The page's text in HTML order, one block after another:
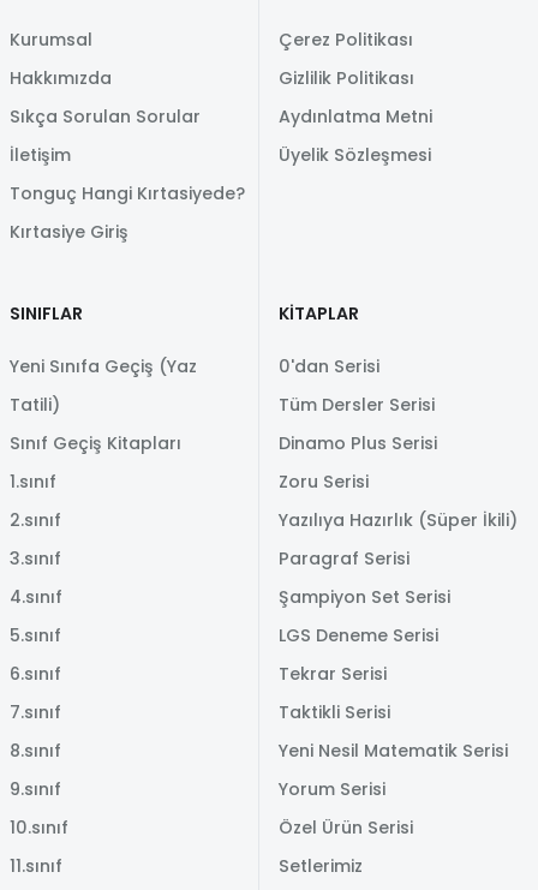
Kurumsal
Hakkımızda
Sıkça Sorulan Sorular
İletişim
Tonguç Hangi Kırtasiyede?
Kırtasiye Giriş
Çerez Politikası
Gizlilik Politikası
Aydınlatma Metni
Üyelik Sözleşmesi
SINIFLAR
Yeni Sınıfa Geçiş (Yaz
Tatili)
Sınıf Geçiş Kitapları
1.sınıf
2.sınıf
3.sınıf
4.sınıf
5.sınıf
6.sınıf
7.sınıf
8.sınıf
9.sınıf
10.sınıf
11.sınıf
KİTAPLAR
0'dan Serisi
Tüm Dersler Serisi
Dinamo Plus Serisi
Zoru Serisi
Yazılıya Hazırlık (Süper İkili)
Paragraf Serisi
Şampiyon Set Serisi
LGS Deneme Serisi
Tekrar Serisi
Taktikli Serisi
Yeni Nesil Matematik Serisi
Yorum Serisi
Özel Ürün Serisi
Setlerimiz